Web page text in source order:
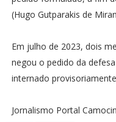
(Hugo Gutparakis de
Em julho de 2023, dois
negou o pedido da
internado
Jornalismo Portal